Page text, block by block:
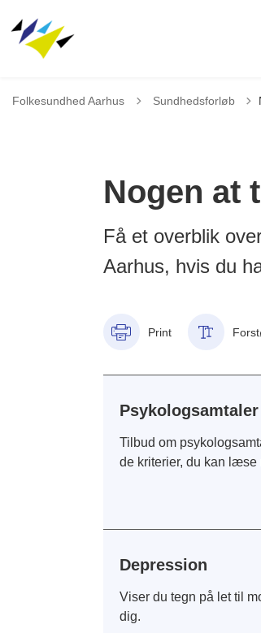
Folkesundhed Aarhus Tilbage til
Sundhedsforløb
Nogen at
Få et overblik
Aarhus, hvis du
Print
Tilbud om
de kriterier, du kan læse
Depression
Viser du tegn på let til
dig.